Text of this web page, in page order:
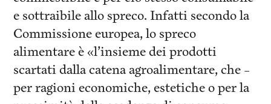
e sottraibile allo spreco. Infatti secondo la
Commissione europea, lo spreco
alimentare è «l’insieme dei prodotti
scartati dalla catena agroalimentare, che –
per ragioni economiche, estetiche o per la